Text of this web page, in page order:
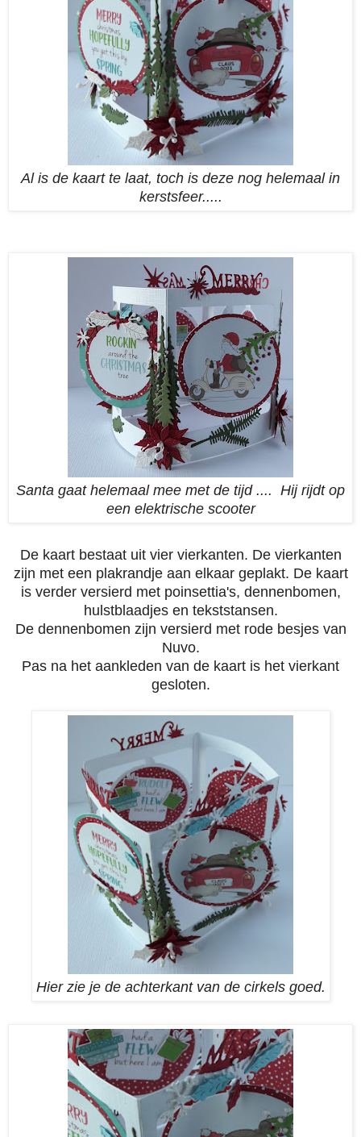
Al is de kaart te laat, toch is deze nog helemaal in
kerstsfeer.....
Santa gaat helemaal mee met de tijd .... Hij rijdt op
een elektrische scooter
De kaart bestaat uit vier vierkanten. De vierkanten
zijn met een plakrandje aan elkaar geplakt. De kaart
is verder versierd met poinsettia's, dennenbomen,
hulstblaadjes en tekststansen.
De dennenbomen zijn versierd met rode besjes van
Nuvo.
Pas na het aankleden van de kaart is het vierkant
gesloten.
Hier zie je de achterkant van de cirkels goed.